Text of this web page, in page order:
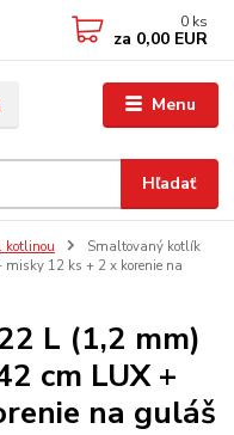
Menu
Hľadať
0 ks
za 0,00 EUR
kotlinou
Smaltovaný kotlík
12 ks + 2 x korenie na
L (1,2 mm)
cm LUX +
na guláš